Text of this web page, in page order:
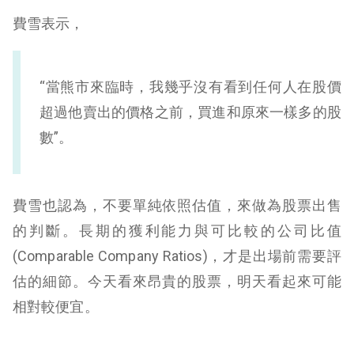
費雪表示，
“當熊市來臨時，我幾乎沒有看到任何人在股價
超過他賣出的價格之前，買進和原來一樣多的股
數”。
費雪也認為，不要單純依照估值，來做為股票出售
的判斷。長期的獲利能力與可比較的公司比值
(Comparable Company Ratios)，才是出場前需要評
估的細節。今天看來昂貴的股票，明天看起來可能
相對較便宜。